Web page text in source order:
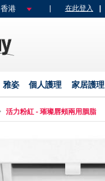
香港 在此登入
雅姿 個人護理 家居護理
活力粉紅 - 璀璨唇頰兩用胭脂